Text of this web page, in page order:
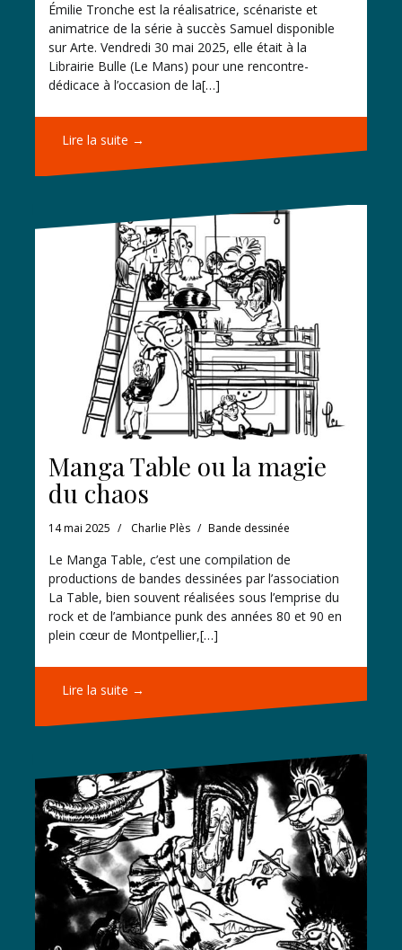
Émilie Tronche est la réalisatrice, scénariste et
animatrice de la série à succès Samuel disponible
sur Arte. Vendredi 30 mai 2025, elle était à la
Librairie Bulle (Le Mans) pour une rencontre-
dédicace à l’occasion de la[…]
Lire la suite →
Manga Table ou la magie
du chaos
14 mai 2025 Charlie Plès Bande dessinée
Le Manga Table, c’est une compilation de
productions de bandes dessinées par l’association
La Table, bien souvent réalisées sous l’emprise du
rock et de l’ambiance punk des années 80 et 90 en
plein cœur de Montpellier,[…]
Lire la suite →